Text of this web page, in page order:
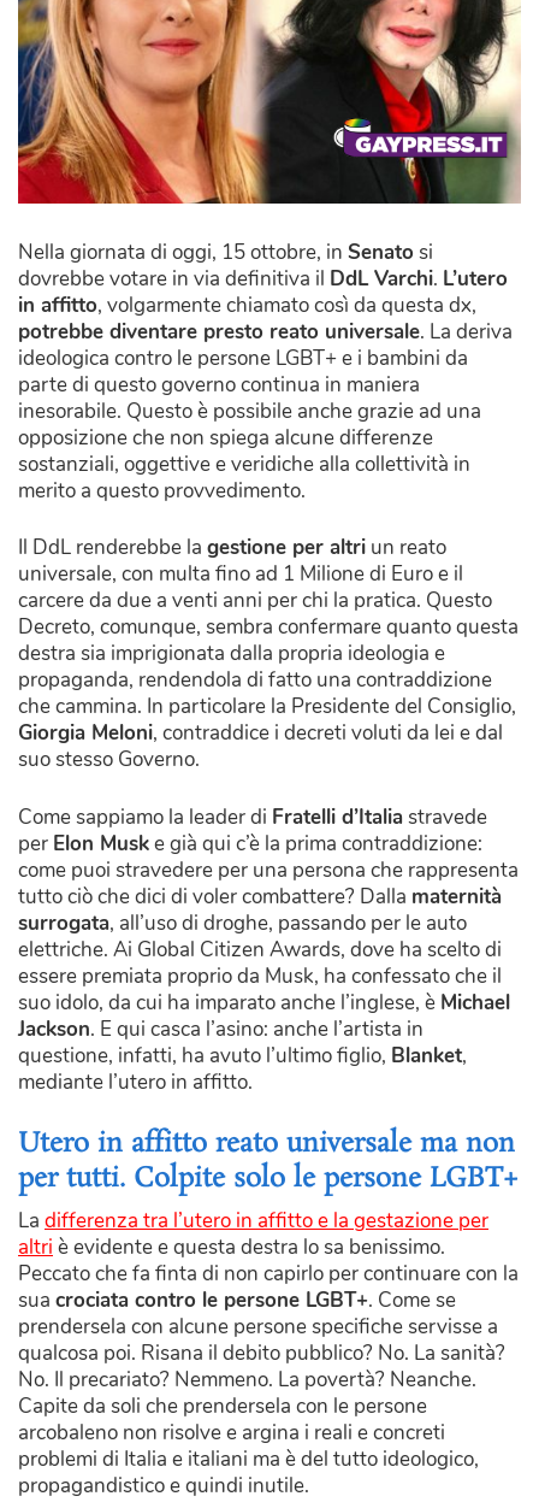
Nella giornata di oggi, 15 ottobre, in Senato si
dovrebbe votare in via definitiva il DdL Varchi. L’utero
in affitto, volgarmente chiamato così da questa dx,
potrebbe diventare presto reato universale. La deriva
ideologica contro le persone LGBT+ e i bambini da
parte di questo governo continua in maniera
inesorabile. Questo è possibile anche grazie ad una
opposizione che non spiega alcune differenze
sostanziali, oggettive e veridiche alla collettività in
merito a questo provvedimento.
Il DdL renderebbe la gestione per altri un reato
universale, con multa fino ad 1 Milione di Euro e il
carcere da due a venti anni per chi la pratica. Questo
Decreto, comunque, sembra confermare quanto questa
destra sia imprigionata dalla propria ideologia e
propaganda, rendendola di fatto una contraddizione
che cammina. In particolare la Presidente del Consiglio,
Giorgia Meloni, contraddice i decreti voluti da lei e dal
suo stesso Governo.
Come sappiamo la leader di Fratelli d’Italiastravede
per Elon Muske già qui c’è la prima contraddizione:
come puoi stravedere per una persona che rappresenta
tutto ciò che dici di voler combattere? Dalla maternità
surrogata, all’uso di droghe, passando per le auto
elettriche. Ai Global Citizen Awards, dove ha scelto di
essere premiata proprio da Musk, ha confessato che il
suo idolo, da cui ha imparato anche l’inglese, è Michael
Jackson. E qui casca l’asino: anche l’artista in
questione, infatti, ha avuto l’ultimo figlio, Blanket,
mediante l’utero in affitto.
Utero in affitto reato universale ma non
per tutti. Colpite solo le persone LGBT+
La differenza tra l’utero in affitto e la gestazione per
altri è evidente e questa destra lo sa benissimo.
Peccato che fa finta di non capirlo per continuare con la
sua crociata contro le persone LGBT+. Come se
prendersela con alcune persone specifiche servisse a
qualcosa poi. Risana il debito pubblico? No. La sanità?
No. Il precariato? Nemmeno. La povertà? Neanche.
Capite da soli che prendersela con le persone
arcobaleno non risolve e argina i reali e concreti
problemi di Italia e italiani ma è del tutto ideologico,
propagandistico e quindi inutile.